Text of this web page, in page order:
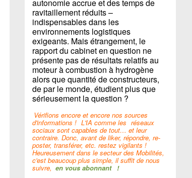
autonomie accrue et des temps de
ravitaillement réduits –
indispensables dans les
environnements logistiques
exigeants. Mais étrangement, le
rapport du cabinet en question ne
présente pas de résultats relatifs au
moteur à combustion à hydrogène
alors que quantité de constructeurs,
de par le monde, étudient plus que
sérieusement la question ?
Vérifions encore et encore nos sources
d'informations ! L'IA comme les réseaux
sociaux sont capables de tout… et leur
contraire. Donc, avant de liker, répondre, re-
poster, transférer, etc. restez vigilants !
Heureusement dans le secteur des Mobilités,
c'est beaucoup plus simple, il suffit de nous
suivre, en vous abonnant !